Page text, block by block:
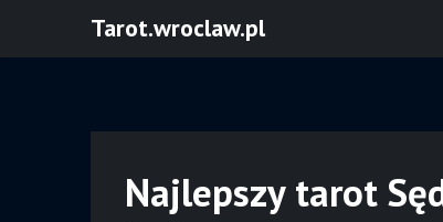
Tarot.wroclaw.pl
Najlepszy tarot